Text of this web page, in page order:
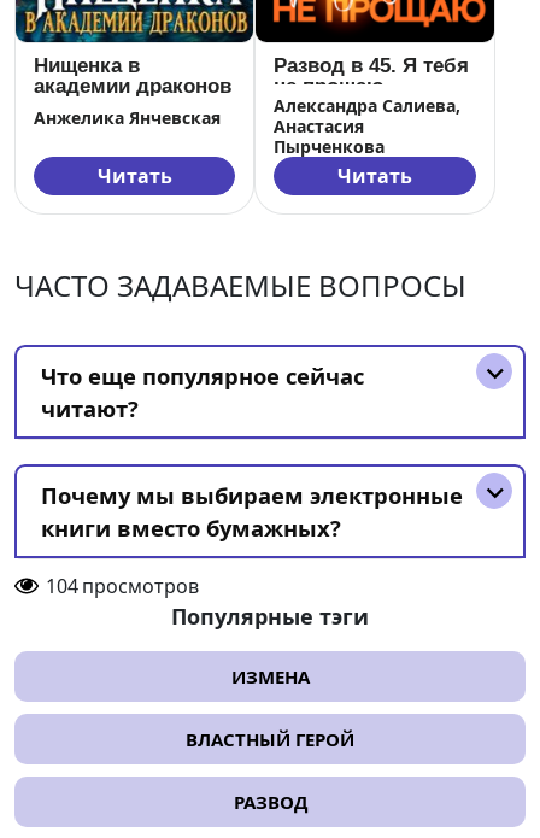
Нищенка в
академии драконов
Анжелика Янчевская
Читать
Развод в 45. Я тебя
не прощаю
Александра Салиева,
Анастасия
Пырченкова
Читать
ЧАСТО ЗАДАВАЕМЫЕ ВОПРОСЫ
Что еще популярное сейчас
читают?
Почему мы выбираем электронные
книги вместо бумажных?
104просмотров
Популярные тэги
ИЗМЕНА
ВЛАСТНЫЙ ГЕРОЙ
РАЗВОД